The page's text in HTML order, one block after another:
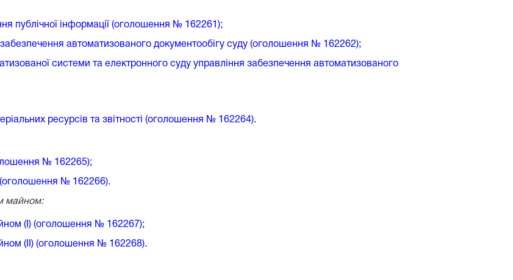
публічної інформації (оголошення № 162261);
автоматизованого документообігу суду (оголошення № 162262);
системи та електронного суду управління забезпечення автоматизованого
ресурсів та звітності (оголошення № 162264).
№ 162265);
(оголошення № 162266).
майном:
(І) (оголошення № 162267);
(ІІ) (оголошення № 162268).